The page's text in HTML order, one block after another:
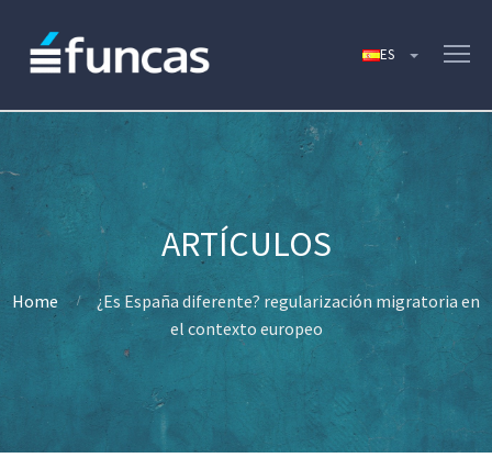
Home
¿Es España diferente? regularización migratoria en
el contexto europeo